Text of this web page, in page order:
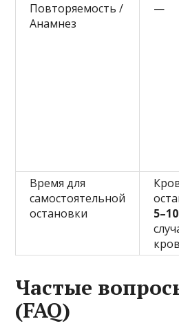
Повторяемость /
Анамнез
—
Время для
самостоятельной
остановки
Частые
(FAQ)